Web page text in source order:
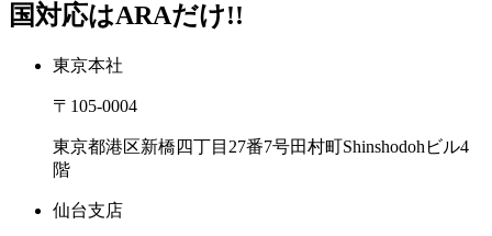
国対応はARAだけ!!
東京本社
〒105-0004
東京都港区新橋四丁目27番7号田村町Shinshodohビル4
階
仙台支店